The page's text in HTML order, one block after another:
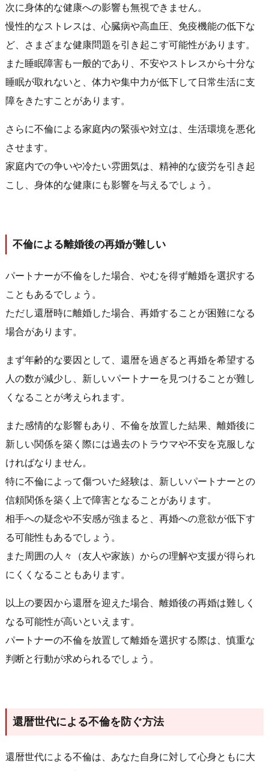
次に身体的な健康への影響も無視できません。
慢性的なストレスは、心臓病や高血圧、免疫機能の低下な
ど、さまざまな健康問題を引き起こす可能性があります。
また睡眠障害も一般的であり、不安やストレスから十分な
睡眠が取れないと、体力や集中力が低下して日常生活に支
障をきたすことがあります。
さらに不倫による家庭内の緊張や対立は、生活環境を悪化
させます。
家庭内での争いや冷たい雰囲気は、精神的な疲労を引き起
こし、身体的な健康にも影響を与えるでしょう。
不倫による離婚後の再婚が難しい
パートナーが不倫をした場合、やむを得ず離婚を選択する
こともあるでしょう。
ただし還暦時に離婚した場合、再婚することが困難になる
場合があります。
まず年齢的な要因として、還暦を過ぎると再婚を希望する
人の数が減少し、新しいパートナーを見つけることが難し
くなることが考えられます。
また感情的な影響もあり、不倫を放置した結果、離婚後に
新しい関係を築く際には過去のトラウマや不安を克服しな
ければなりません。
特に不倫によって傷ついた経験は、新しいパートナーとの
信頼関係を築く上で障害となることがあります。
相手への疑念や不安感が強まると、再婚への意欲が低下す
る可能性もあるでしょう。
また周囲の人々（友人や家族）からの理解や支援が得られ
にくくなることもあります。
以上の要因から還暦を迎えた場合、離婚後の再婚は難しく
なる可能性が高いといえます。
パートナーの不倫を放置して離婚を選択する際は、慎重な
判断と行動が求められるでしょう。
還暦世代による不倫を防ぐ方法
還暦世代による不倫は、あなた自身に対して心身ともに大